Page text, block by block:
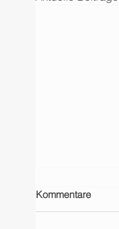
Kommentare